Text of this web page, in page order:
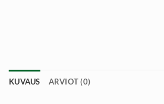
KUVAUS ARVIOT (0)